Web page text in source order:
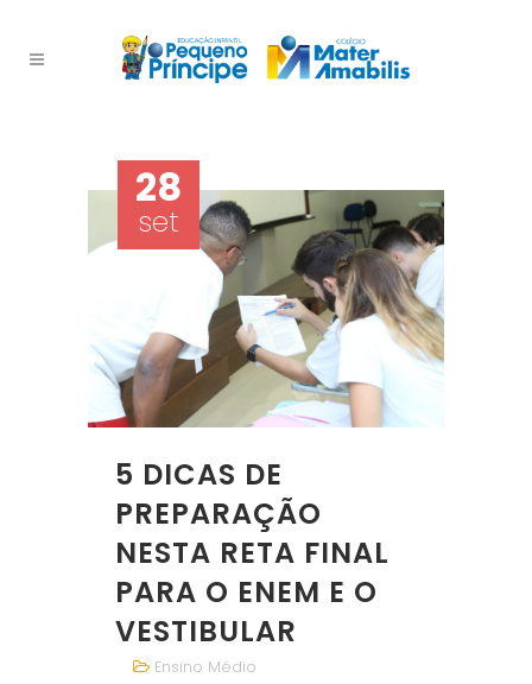
28
set
5 DICAS DE
PREPARAÇÃO
NESTA RETA FINAL
PARA O ENEM E O
VESTIBULAR
Ensino Médio